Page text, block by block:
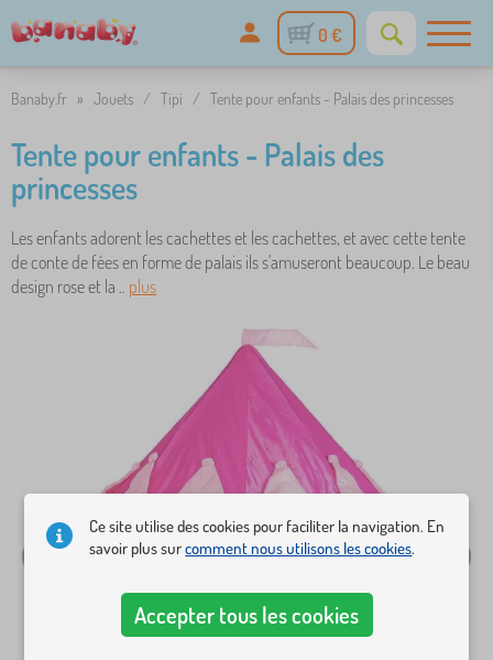
0 €
Banaby.fr » Jouets / Tipi / Tente pour enfants - Palais des princesses
Tente pour enfants - Palais des
princesses
Les enfants adorent les cachettes et les cachettes, et avec cette tente
de conte de fées en forme de palais ils s'amuseront beaucoup. Le beau
design rose et la .. plus
Ce site utilise des cookies pour faciliter la navigation. En
savoir plus surcomment nous utilisons les cookies.
Accepter tous les cookies